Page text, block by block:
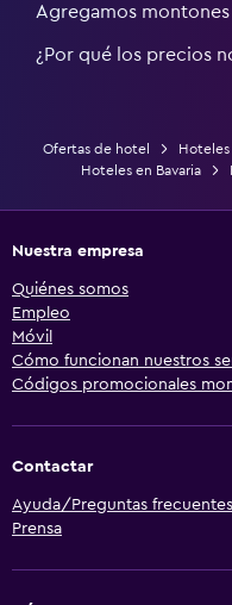
Agregamos
¿Por qué los precios
Ofertas de hotel Hoteles
Hoteles en Bavaria
Nuestra empresa
Quiénes somos
Empleo
Móvil
Cómo funcionan nuestros
Códigos promocionales
Contactar
Ayuda/Preguntas frecuentes
Prensa